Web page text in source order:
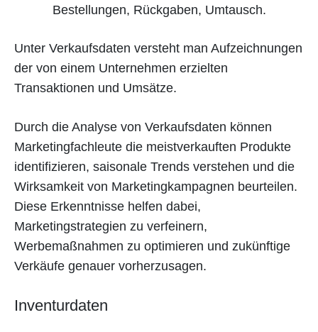
Bestellungen, Rückgaben, Umtausch.
Unter Verkaufsdaten versteht man Aufzeichnungen
der von einem Unternehmen erzielten
Transaktionen und Umsätze.
Durch die Analyse von Verkaufsdaten können
Marketingfachleute die meistverkauften Produkte
identifizieren, saisonale Trends verstehen und die
Wirksamkeit von Marketingkampagnen beurteilen.
Diese Erkenntnisse helfen dabei,
Marketingstrategien zu verfeinern,
Werbemaßnahmen zu optimieren und zukünftige
Verkäufe genauer vorherzusagen.
Inventurdaten